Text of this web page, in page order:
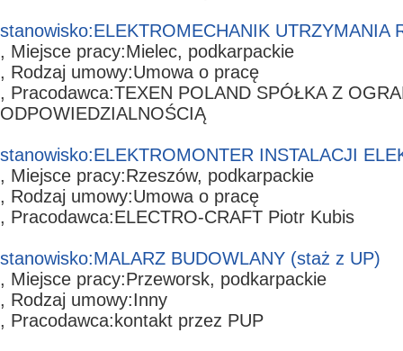
stanowisko:ELEKTROMECHANIK UTRZYMANIA
, Miejsce pracy:Mielec, podkarpackie
, Rodzaj umowy:Umowa o pracę
, Pracodawca:TEXEN POLAND SPÓŁKA Z
ODPOWIEDZIALNOŚCIĄ
stanowisko:ELEKTROMONTER INSTALACJI
, Miejsce pracy:Rzeszów, podkarpackie
, Rodzaj umowy:Umowa o pracę
, Pracodawca:ELECTRO-CRAFT Piotr Kubis
stanowisko:MALARZ BUDOWLANY (staż z UP)
, Miejsce pracy:Przeworsk, podkarpackie
, Rodzaj umowy:Inny
, Pracodawca: kontakt przez PUP